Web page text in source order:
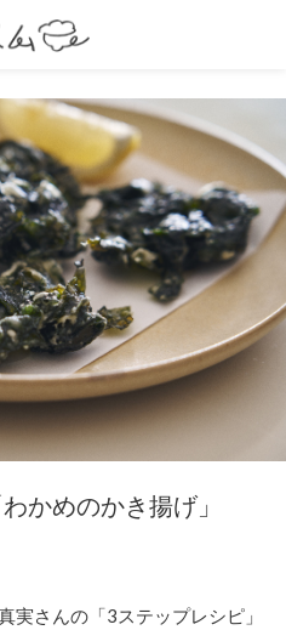
かめのかき揚げ」
実さんの「3ステップレシピ」